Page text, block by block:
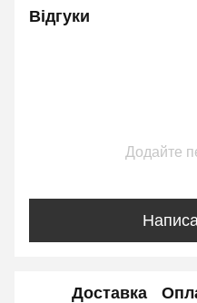
Відгуки
Додайте
Доставка